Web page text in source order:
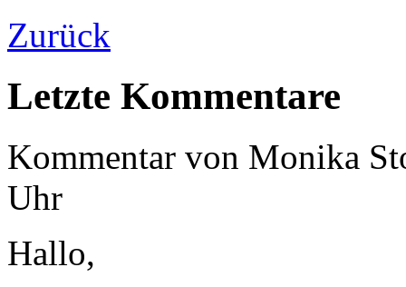
Zurück
Letzte Kommentare
Kommentar von Monika
Uhr
Hallo,